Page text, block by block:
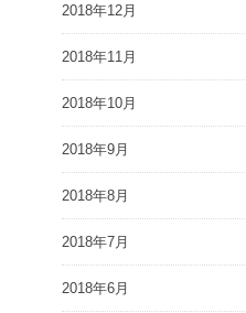
2018年12月
2018年11月
2018年10月
2018年9月
2018年8月
2018年7月
2018年6月